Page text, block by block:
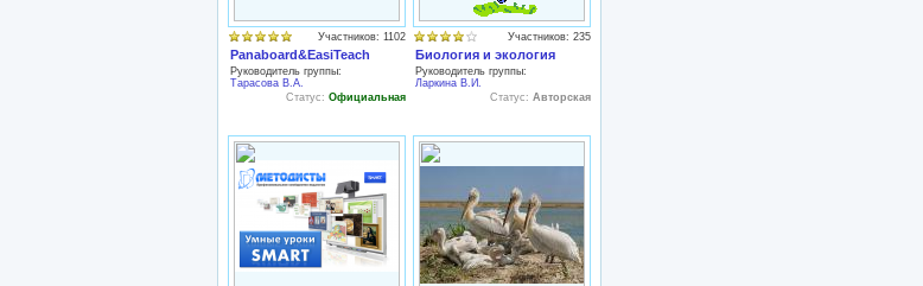
Участников: 1102
Panaboard&EasiTeach
Руководитель группы:
Тарасова В.А.
Статус: Официальная
Участников: 235
Биология и экология
Руководитель группы:
Ларкина В.И.
Статус: Авторская